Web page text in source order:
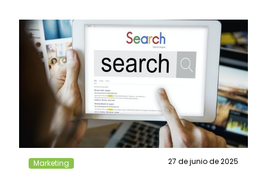
Marketing 27 de junio de 2025